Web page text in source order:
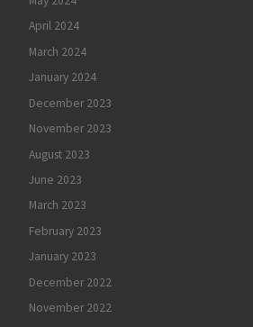
April 2024
March 2024
January 2024
December 2023
November 2023
August 2023
June 2023
March 2023
February 2023
January 2023
December 2022
November 2022